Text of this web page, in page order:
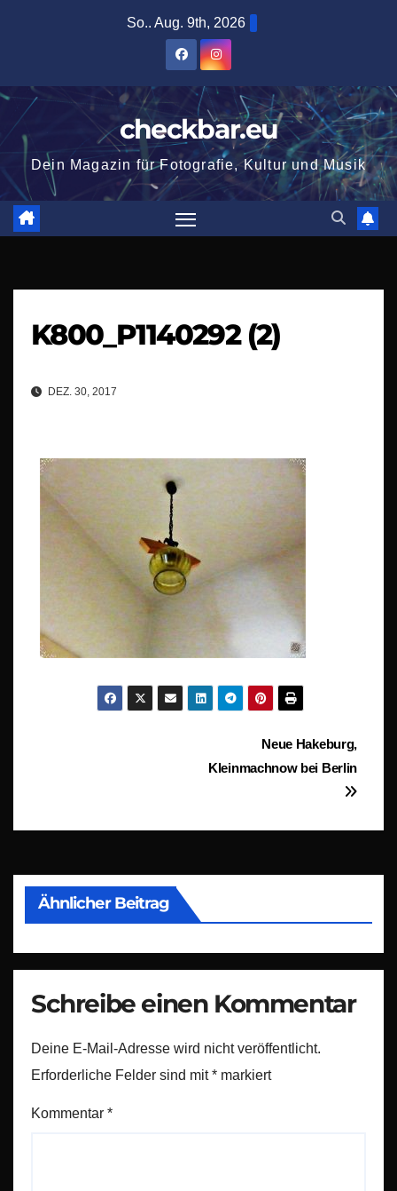
So.. Aug. 9th, 2026
checkbar.eu
Dein Magazin für Fotografie, Kultur und Musik
K800_P1140292 (2)
DEZ. 30, 2017
BeitragsnavigationNeue Hakeburg,
Kleinmachnow bei Berlin
Ähnlicher Beitrag
Schreibe einen Kommentar
Deine E-Mail-Adresse wird nicht veröffentlicht.
Erforderliche Felder sind mit* markiert
Kommentar *